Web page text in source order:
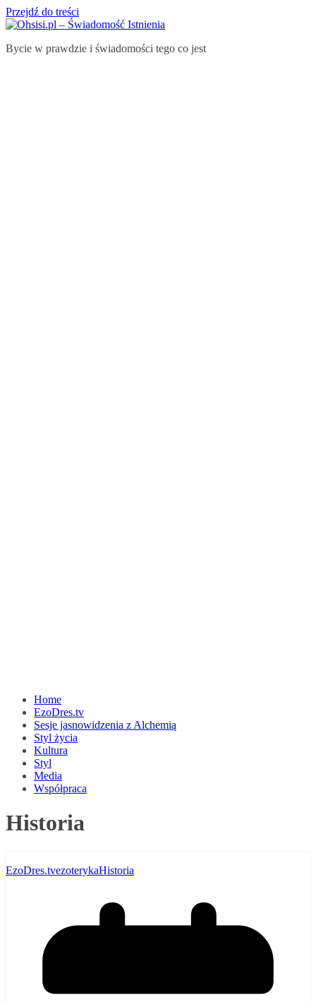
Przejdź do treści
Bycie w prawdzie i świadomości tego co jest
Home
EzoDres.tv
Sesje jasnowidzenia z Alchemią
Styl życia
Kultura
Styl
Media
Współpraca
Historia
EzoDres.tvezoterykaHistoria